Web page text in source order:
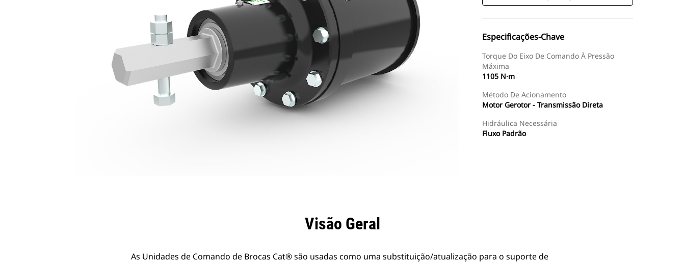
Especificações-Chave
Torque Do Eixo De Comando À Pressão
Máxima
1105 N·m
Método De Acionamento
Motor Gerotor - Transmissão Direta
Hidráulica Necessária
Fluxo Padrão
Visão Geral
As Unidades de Comando de Brocas Cat® são usadas como uma substituição/atualização para o suporte de